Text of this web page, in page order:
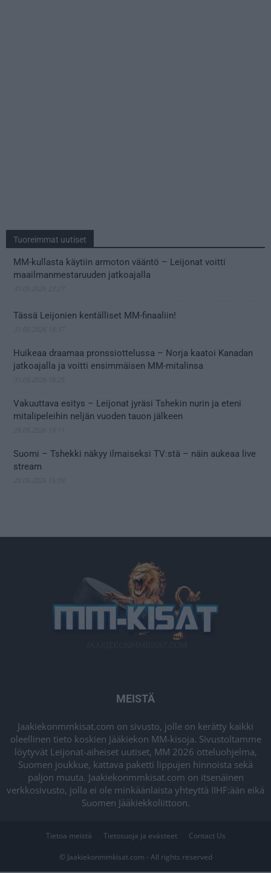
Tuoreimmat uutiset
MM-kullasta käytiin armoton vääntö – Leijonat voitti
maailmanmestaruuden jatkoajalla
Tässä Leijonien kentälliset MM-finaaliin!
Huikeaa draamaa pronssiottelussa – Norja kaatoi Kanadan
jatkoajalla ja voitti ensimmäisen MM-mitalinsa
Vakuuttava esitys – Leijonat jyräsi Tshekin nurin ja eteni
mitalipeleihin neljän vuoden tauon jälkeen
Suomi – Tshekki näkyy ilmaiseksi TV:stä – näin aukeaa live
stream
MEISTÄ
Jaakiekonmmkisat.com on sivusto, jolle on kerätty kaikki
oleellinen tieto koskien Jääkiekon MM-kisoja. Sivustoltamme
löytyvät Leijonat-aiheiset uutiset, MM 2026 otteluohjelma,
Suomen joukkue, kattava paketti lippujen hinnoista sekä
paljon muuta. Jaakiekonmmkisat.com on itsenäinen
verkkosivusto, jolla ei ole minkäänlaista yhteyttä IIHF:ään eikä
Suomen Jääkiekkoliittoon.
Tietoa meistä Tietosuoja ja evästeet Contact Us
© Jaakiekonmmkisat.com - All rights reserved